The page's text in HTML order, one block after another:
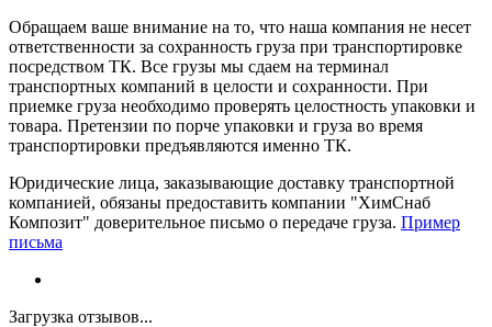
Обращаем ваше внимание на то, что наша компания не несет
ответственности за сохранность груза при транспортировке
посредством ТК. Все грузы мы сдаем на терминал
транспортных компаний в целости и сохранности. При
приемке груза необходимо проверять целостность упаковки и
товара. Претензии по порче упаковки и груза во время
транспортировки предъявляются именно ТК.
Юридические лица, заказывающие доставку транспортной
компанией, обязаны предоставить компании "ХимСнаб
Композит" доверительное письмо о передаче груза. Пример
письма
Загрузка отзывов...